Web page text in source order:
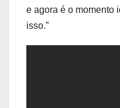
e agora é o momento
isso.”